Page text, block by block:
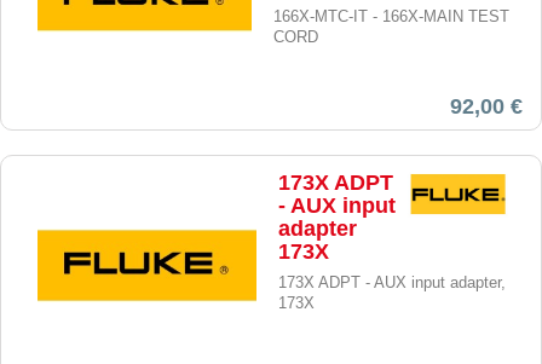
166X-MTC-IT - 166X-MAIN TEST
CORD
92,00 €
173X ADPT
- AUX input
adapter
173X
173X ADPT - AUX input adapter,
173X